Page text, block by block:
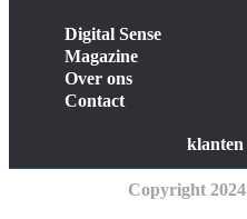
Digital Sense
Magazine
Over ons
Contact
Copyright